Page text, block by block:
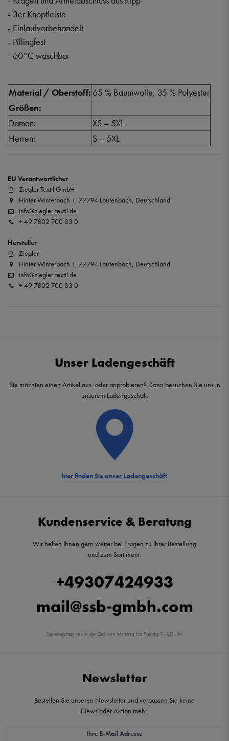
- 3er Knopfleiste
- Einlaufvorbehandelt
- Pillingfest
- 60°C waschbar
Material / Oberstoff: 65 % Baumwolle, 35 % Polyester
Größen:
Damen:
XS – 5XL
Herren:
S – 5XL
EU Verantwortlicher
Ziegler Textil GmbH
Hinter Winterbach 1, 77794 Lautenbach, Deutschland
info@ziegler-textil.de
+ 49 7802 700 03 0
Hersteller
Ziegler
Hinter Winterbach 1, 77794 Lautenbach, Deutschland
info@ziegler-textil.de
+ 49 7802 700 03 0
Unser Ladengeschäft
Sie möchten einen Artikel aus- oder anprobieren? Dann besuchen Sie uns in
unserem Ladengeschäft.
hier finden Sie unser Ladengeschäft
Kundenservice & Beratung
Wir helfen Ihnen gern weiter bei Fragen zu Ihrer Bestellung
und zum Sortiment.
+49307424933
mail@ssb-gmbh.com
Sie erreichen uns in der Zeit von Montag bis Freitag 9 -20 Uhr.
Newsletter
Bestellen Sie unseren Newsletter und verpassen Sie keine
News oder Aktion mehr.
Ihre E-Mail Adresse
Newsletter Honig